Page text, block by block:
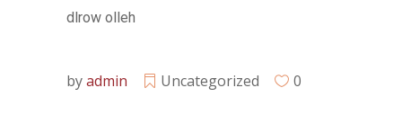
dlrow olleh
byadmin Uncategorized 0